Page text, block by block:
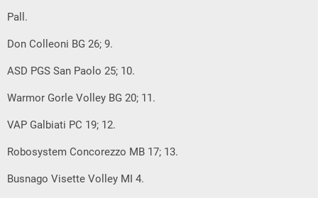
Pall.
Don Colleoni BG 26; 9.
ASD PGS San Paolo 25; 10.
Warmor Gorle Volley BG 20; 11.
VAP Galbiati PC 19; 12.
Robosystem Concorezzo MB 17; 13.
Busnago Visette Volley MI 4.